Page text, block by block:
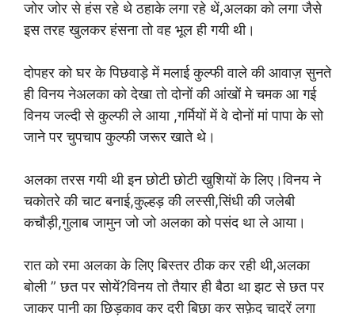
जोर जोर से हंस रहे थे ठहाके लगा रहे थें,अलका को लगा जैसे
इस तरह खुलकर हंसना तो वह भूल ही गयी थी।
दोपहर को घर के पिछवाड़े में मलाई कुल्फी वाले की आवाज़ सुनते
ही विनय नेअलका को देखा तो दोनों की आंखों मे चमक आ गई
विनय जल्दी से कुल्फी ले आया ,गर्मियों में वे दोनों मां पापा के सो
जाने पर चुपचाप कुल्फी जरूर खाते थे।
अलका तरस गयी थी इन छोटी छोटी खुशियों के लिए।विनय ने
चकोतरे की चाट बनाई,कुल्हड़ की लस्सी,सिंधी की जलेबी
कचौड़ी,गुलाब जामुन जो जो अलका को पसंद था ले आया।
रात को रमा अलका के लिए बिस्तर ठीक कर रही थी,अलका
बोली ” छत पर सोयें?विनय तो तैयार ही बैठा था झट से छत पर
जाकर पानी का छिड़काव कर दरी बिछा कर सफ़ेद चादरें लगा